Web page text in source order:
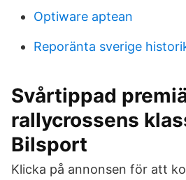
Optiware aptean
Reporänta sverige
Svårtippad
rallycrossens
Bilsport
Klicka på annonsen för att